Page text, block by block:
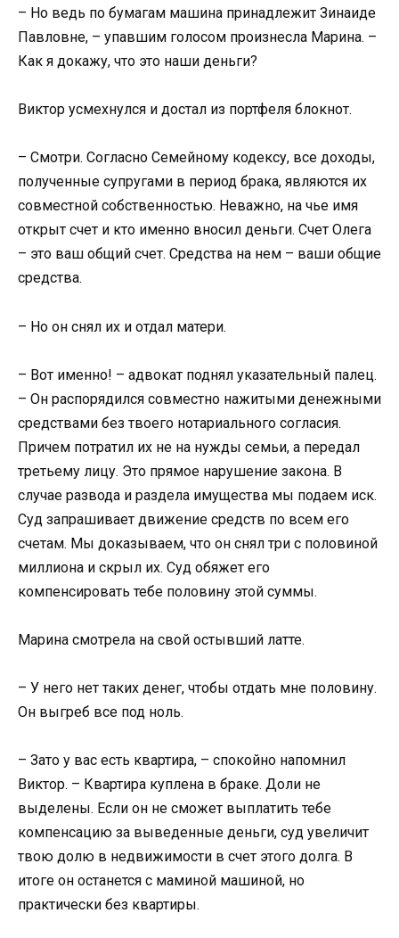
– Но ведь по бумагам машина принадлежит Зинаиде
Павловне, – упавшим голосом произнесла Марина. –
Как я докажу, что это наши деньги?
Виктор усмехнулся и достал из портфеля блокнот.
– Смотри. Согласно Семейному кодексу, все доходы,
полученные супругами в период брака, являются их
совместной собственностью. Неважно, на чье имя
открыт счет и кто именно вносил деньги. Счет Олега
– это ваш общий счет. Средства на нем – ваши общие
средства.
– Но он снял их и отдал матери.
– Вот именно! – адвокат поднял указательный палец.
– Он распорядился совместно нажитыми денежными
средствами без твоего нотариального согласия.
Причем потратил их не на нужды семьи, а передал
третьему лицу. Это прямое нарушение закона. В
случае развода и раздела имущества мы подаем иск.
Суд запрашивает движение средств по всем его
счетам. Мы доказываем, что он снял три с половиной
миллиона и скрыл их. Суд обяжет его
компенсировать тебе половину этой суммы.
Марина смотрела на свой остывший латте.
– У него нет таких денег, чтобы отдать мне половину.
Он выгреб все под ноль.
– Зато у вас есть квартира, – спокойно напомнил
Виктор. – Квартира куплена в браке. Доли не
выделены. Если он не сможет выплатить тебе
компенсацию за выведенные деньги, суд увеличит
твою долю в недвижимости в счет этого долга. В
итоге он останется с маминой машиной, но
практически без квартиры.